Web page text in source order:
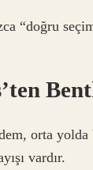
“doğru
orta yolda
vardır.